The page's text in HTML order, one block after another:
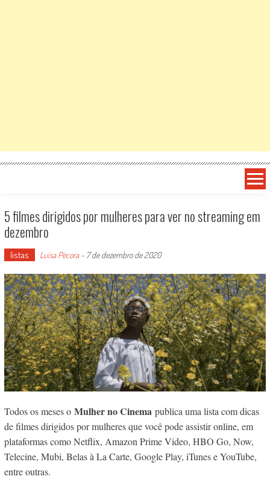
5 filmes dirigidos por mulheres para ver no streaming em
dezembro
listas Luísa Pécora- 7 de dezembro de 2020
Todos os meses o Mulher no Cinemapublica uma lista com dicas
de filmes dirigidos por mulheres que você pode assistir online, em
plataformas como Netflix, Amazon Prime Video, HBO Go, Now,
Telecine, Mubi, Belas à La Carte, Google Play, iTunes e YouTube,
entre outras.